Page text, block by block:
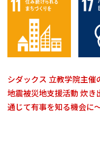
シダックス 立教学院主
地震被災地支援活動 炊き
通じて有事を知る機会に